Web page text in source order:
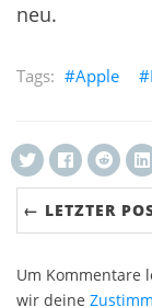
neu.
Apple
← LETZTER
Um Kommentare
wir deine